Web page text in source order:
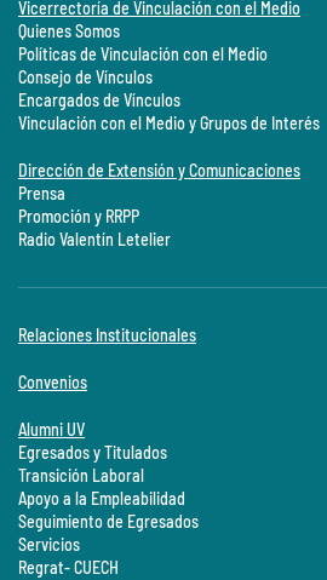
Vicerrectoría de Vinculación con el Medio
Quienes Somos
Políticas de Vinculación con el Medio
Consejo de Vínculos
Encargados de Vínculos
Vinculación con el Medio y Grupos de Interés
Dirección de Extensión y Comunicaciones
Prensa
Promoción y RRPP
Radio Valentín Letelier
Relaciones Institucionales
Convenios
Alumni UV
Egresados y Titulados
Transición Laboral
Apoyo a la Empleabilidad
Seguimiento de Egresados
Servicios
Regrat- CUECH